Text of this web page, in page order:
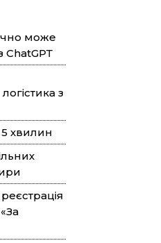
може
ChatGPT
з
хвилин